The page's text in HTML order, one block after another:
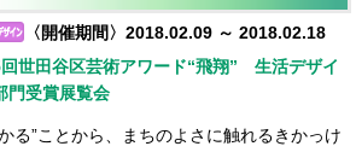
〈開催期間〉2018.02.09 ～ 2018.02.18
世田谷区芸術アワード“飛翔” 生活デザイ
門受賞展覧会
る”ことから、まちのよさに触れるきかっけ